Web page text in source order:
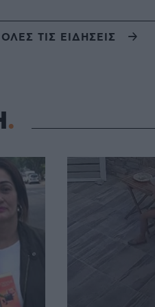
ΤΙΣ ΕΙΔΗΣΕΙΣ